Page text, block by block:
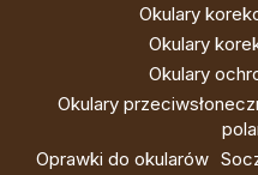
Okulary
Okulary
Okulary
Okulary
Oprawki do okularów